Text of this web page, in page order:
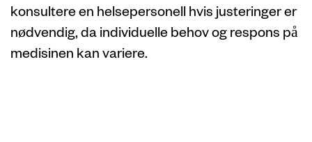
konsultere en helsepersonell hvis justeringer er
nødvendig, da individuelle behov og respons på
medisinen kan variere.